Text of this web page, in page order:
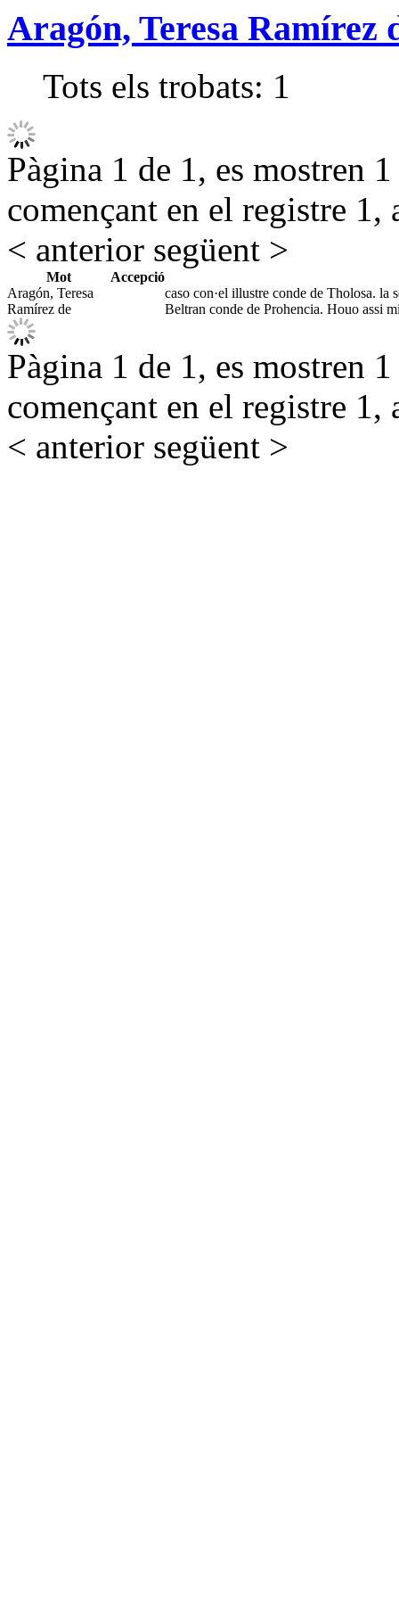
Aragón, Teresa Ramírez
Tots els trobats: 1
Pàgina 1 de 1, es mostren
començant en el registre 1,
< anterior següent >
Mot
Accepció
Aragón, Teresa
Ramírez de
caso con·el illustre conde de Tholosa. la
Beltran conde de Prohencia. Houo assi
Pàgina 1 de 1, es mostren
començant en el registre 1,
< anterior següent >